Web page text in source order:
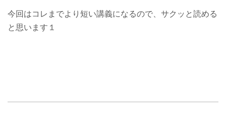
今回はコレまでより短い講義になるので、サクッと読める
と思います１